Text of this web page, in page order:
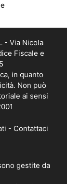
- Via Nicola
Fiscale e
in quanto
Non può
ai sensi
- Contattaci
gestite da